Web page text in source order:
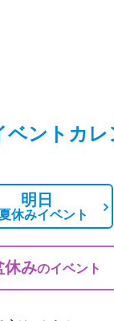
ベントカレ
明日
休みイベント
休みのイベント